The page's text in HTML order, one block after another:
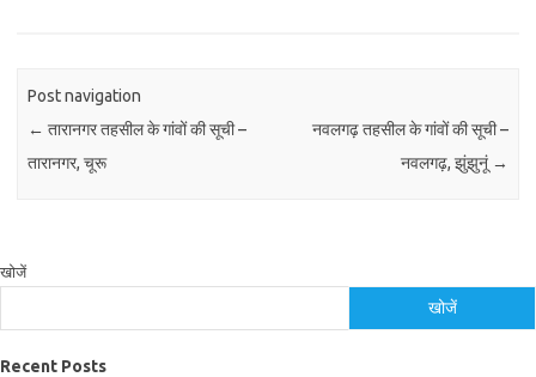
Post navigation
← तारानगर तहसील के गांवों की सूची –
तारानगर, चूरू
नवलगढ़ तहसील के गांवों की सूची –
नवलगढ़, झुंझुनूं →
खोजें
खोजें
Recent Posts